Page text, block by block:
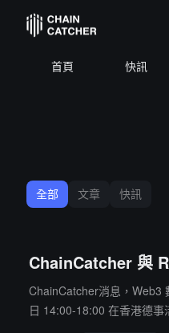
首頁 快訊
全部 文章 快訊
ChainCatcher 與
ChainCatcher消息，Web3
日 14:00-18:00 在香港德